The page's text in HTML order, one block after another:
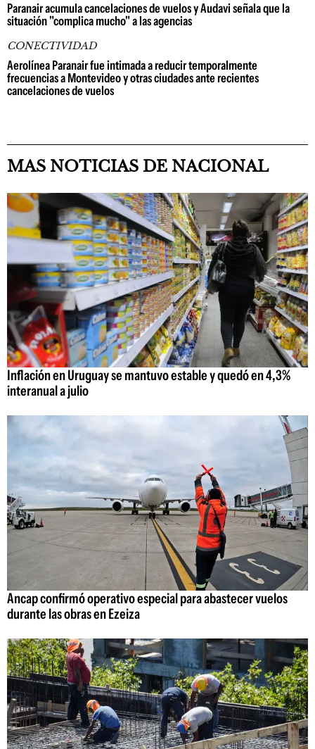
Paranair acumula cancelaciones de vuelos y Audavi señala que la
situación "complica mucho" a las agencias
CONECTIVIDAD
Aerolínea Paranair fue intimada a reducir temporalmente
frecuencias a Montevideo y otras ciudades ante recientes
cancelaciones de vuelos
MAS NOTICIAS DE NACIONAL
Inflación en Uruguay se mantuvo estable y quedó en 4,3%
interanual a julio
Ancap confirmó operativo especial para abastecer vuelos
durante las obras en Ezeiza